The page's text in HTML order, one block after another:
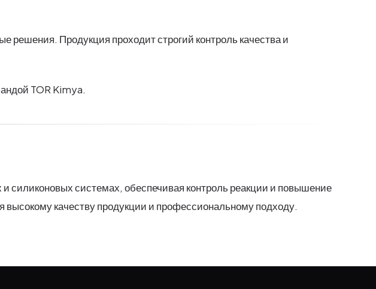
Продукция проходит строгий контроль качества и
TOR Kimya.
силиконовых системах, обеспечивая контроль реакции и повышение
качеству продукции и профессиональному подходу.